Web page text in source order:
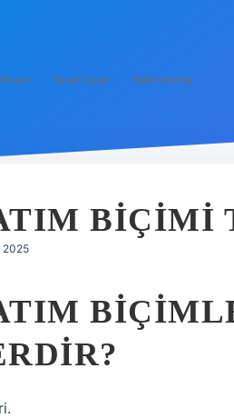
Yasal Uyarı Hakkımızda
BIÇIMI
2025